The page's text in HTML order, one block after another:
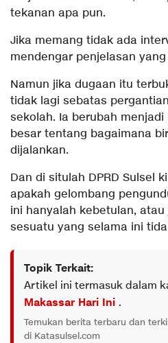
tekanan apa pun.
Jika memang tidak ada
mendengar penjelasan
Namun jika dugaan itu
tidak lagi sebatas
sekolah. Ia berubah
besar tentang bagaimana
dijalankan.
Dan di situlah DPRD Sulsel
apakah gelombang
ini hanyalah kebetulan,
sesuatu yang selama ini
Topik Terkait:
Artikel ini termasuk dalam
Makassar Hari Ini .
Temukan berita terbaru dan
di Katasulsel.com